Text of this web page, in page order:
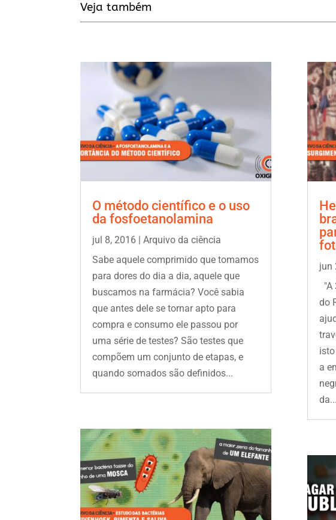
Veja também
O método científico e o uso
da fosfoetanolamina
jul 8, 2016 |Arquivo da ciência
Sabe aquele comprimido que tomamos
para dores do dia a dia, aquele que
buscamos na farmácia? Você sabia
que antes dele se tornar apto para
compra e consumo ele passou por
uma série de testes? São testes que
compõem um conjunto de etapas, e
quando somados são definidos...
jun
do
a
da...